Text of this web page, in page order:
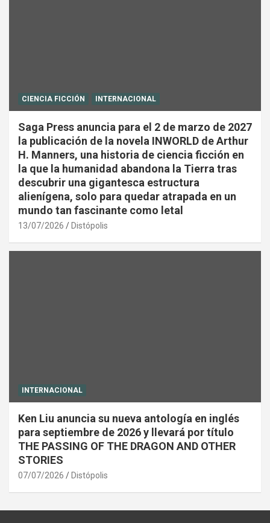
CIENCIA FICCIÓN INTERNACIONAL
Saga Press anuncia para el 2 de marzo de 2027
la publicación de la novela INWORLD de Arthur
H. Manners, una historia de ciencia ficción en
la que la humanidad abandona la Tierra tras
descubrir una gigantesca estructura
alienígena, solo para quedar atrapada en un
mundo tan fascinante como letal
13/07/2026 Distópolis
INTERNACIONAL
Ken Liu anuncia su nueva antología en inglés
para septiembre de 2026 y llevará por título
THE PASSING OF THE DRAGON AND OTHER
STORIES
07/07/2026 Distópolis